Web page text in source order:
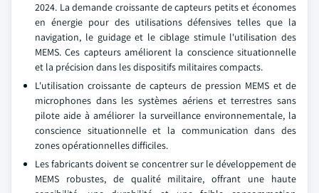
2024. La demande croissante de capteurs petits et économes
en énergie pour des utilisations défensives telles que la
navigation, le guidage et le ciblage stimule l'utilisation des
MEMS. Ces capteurs améliorent la conscience situationnelle
et la précision dans les dispositifs militaires compacts.
L'utilisation croissante de capteurs de pression MEMS et de
microphones dans les systèmes aériens et terrestres sans
pilote aide à améliorer la surveillance environnementale, la
conscience situationnelle et la communication dans des
zones opérationnelles difficiles.
Les fabricants doivent se concentrer sur le développement de
MEMS robustes, de qualité militaire, offrant une haute